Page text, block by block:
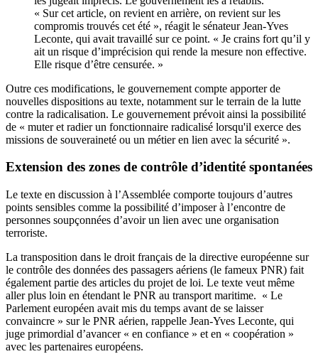
« Sur cet article, on revient en arrière, on revient sur les
compromis trouvés cet été », réagit le sénateur Jean-Yves
Leconte, qui avait travaillé sur ce point. « Je crains fort qu’il y
ait un risque d’imprécision qui rende la mesure non effective.
Elle risque d’être censurée. »
Outre ces modifications, le gouvernement compte apporter de
nouvelles dispositions au texte, notamment sur le terrain de la lutte
contre la radicalisation. Le gouvernement prévoit ainsi la possibilité
de « muter et radier un fonctionnaire radicalisé lorsqu'il exerce des
missions de souveraineté ou un métier en lien avec la sécurité ».
Extension des zones de contrôle d’identité spontanées
Le texte en discussion à l’Assemblée comporte toujours d’autres
points sensibles comme la possibilité d’imposer à l’encontre de
personnes soupçonnées d’avoir un lien avec une organisation
terroriste.
La transposition dans le droit français de la directive européenne sur
le contrôle des données des passagers aériens (le fameux PNR) fait
également partie des articles du projet de loi. Le texte veut même
aller plus loin en étendant le PNR au transport maritime. « Le
Parlement européen avait mis du temps avant de se laisser
convaincre » sur le PNR aérien, rappelle Jean-Yves Leconte, qui
juge primordial d’avancer « en confiance » et en « coopération »
avec les partenaires européens.